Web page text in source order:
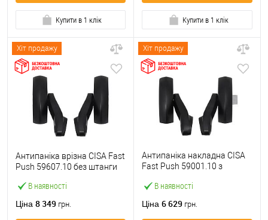
Купити в 1 клік Купити в 1 клік
Хіт продажу
В наявності
Антипаніка врізна CISA Fast
Push 59607.10 без штанги
Ціна 8 349 грн.
Хіт продажу
В наявності
Антипаніка накладна CISA
Fast Push 59001.10 з
Ціна 6 629 грн.